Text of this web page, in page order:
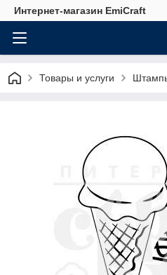
Интернет-магазин EmiCraft
Товары и услуги